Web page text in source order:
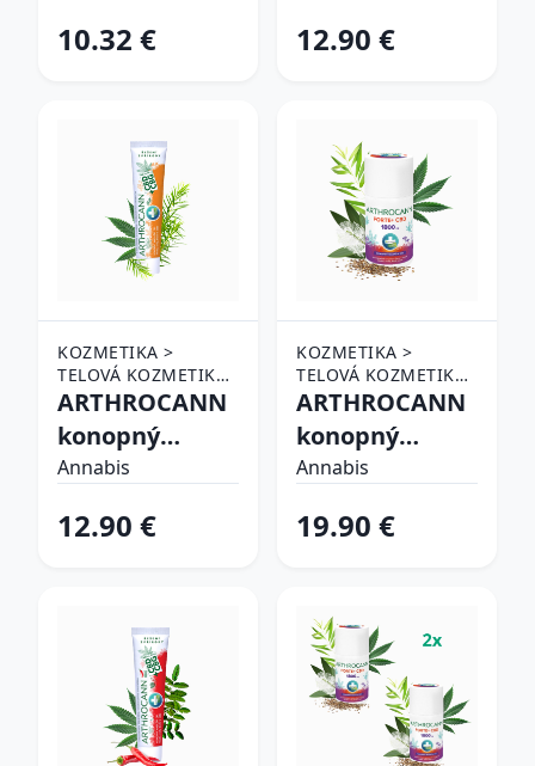
10.32 €
kôrou - 50 ml -
12.90 €
KOZMETIKA >
TELOVÁ KOZMETIKA
> HYDRATÁCIA A
ARTHROCANN
konopný
masážny gél
koloidným
chrbát - 75 ml -
Annabis
Annabis
12.90 €
KOZMETIKA >
TELOVÁ KOZMETIKA
> HYDRATÁCIA A
ARTHROCANN
konopný
masážny gél
mg CBD - 90 ml
Annabis
19.90 €